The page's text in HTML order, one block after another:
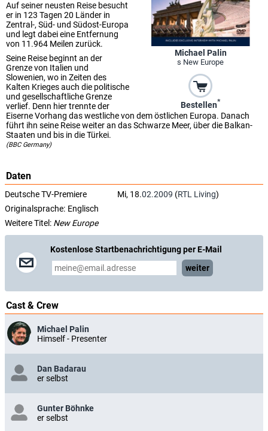
Michael Palin
s New Europe
Bestellen*
Auf seiner neusten Reise besucht
er in 123 Tagen 20 Länder in
Zentral-, Süd- und Südost-Europa
und legt dabei eine Entfernung
von 11.964 Meilen zurück.
Seine Reise beginnt an der
Grenze von Italien und
Slowenien, wo in Zeiten des
Kalten Krieges auch die politische
und gesellschaftliche Grenze
verlief. Denn hier trennte der
Eiserne Vorhang das westliche von dem östlichen Europa. Danach
führt ihn seine Reise weiter an das Schwarze Meer, über die Balkan-
Staaten und bis in die Türkei.
(BBC Germany)
Daten
Deutsche TV-Premiere Mi, 18.02.2009 (RTL Living)
Originalsprache: Englisch
Weitere Titel: New Europe
Kostenlose Startbenachrichtigung per E-Mail
weiter
Cast & Crew
Michael Palin
Himself - Presenter
Dan Badarau
er selbst
Gunter Böhnke
er selbst